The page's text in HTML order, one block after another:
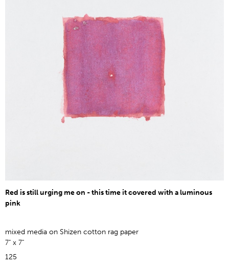
Red is still urging me on - this time it covered with a luminous
pink
mixed media on Shizen cotton rag paper
7" x 7"
125